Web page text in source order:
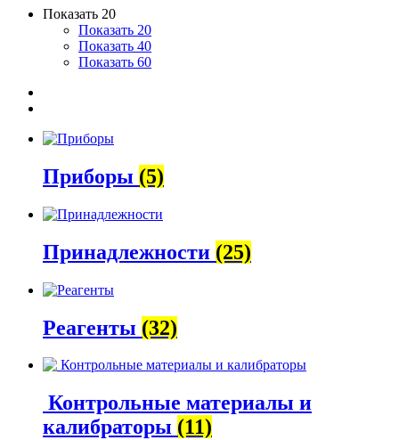
Показать 20
Показать 20
Показать 40
Показать 60
Приборы (5)
Принадлежности (25)
Реагенты (32)
Контрольные материалы и
калибраторы (11)